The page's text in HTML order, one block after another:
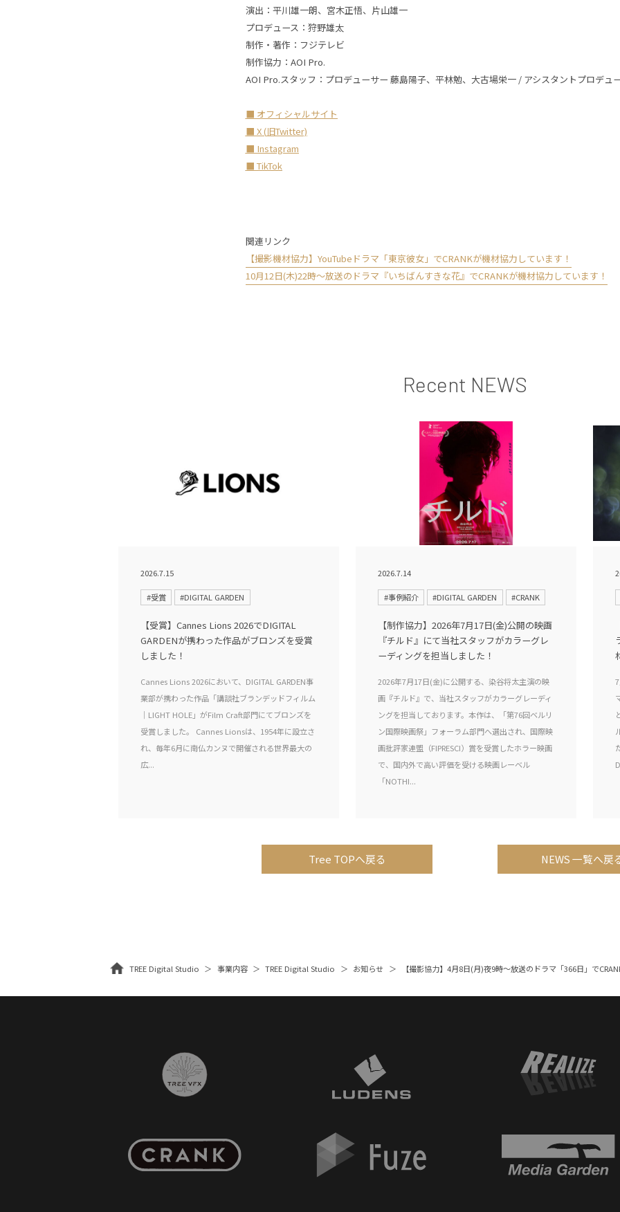
演出：平川雄一朗、宮木正悟、片山雄一
プロデュース： 狩野雄太
制作・著作：フジテレビ
制作協力：AOI Pro.
AOI Pro.スタッフ：プロデューサー 藤島陽子、平林勉、大古場栄一 / アシスタントプロデュ
■ オフィシャルサイト
■ X (旧Twitter)
■ Instagram
■ TikTok
関連リンク
【撮影機材協力】YouTubeドラマ「東京彼女」でCRANKが機材協力しています！
10月12日(木)22時～放送のドラマ『いちばんすきな花』でCRANKが機材協力しています！
Recent NEWS
2026.7.15
#受賞 #DIGITAL GARDEN
【受賞】Cannes Lions 2026でDIGITAL
GARDENが携わった作品がブロンズを受賞
しました！
Cannes Lions 2026において、DIGITAL GARDEN事
業部が携わった作品「講談社ブランデッドフィルム
｜LIGHT HOLE」がFilm Craft部門にてブロンズを
受賞しました。 Cannes Lionsは、1954年に設立さ
れ、毎年6月に南仏カンヌで開催される世界最大の
広...
2026.7.14
#事例紹介 #DIGITAL GARDEN #CRANK
【制作協力】2026年7月17日(金)公開の映画
『チルド』にて当社スタッフがカラーグレ
ーディングを担当しました！
2026年7月17日(金)に公開する、染谷将太主演の映
画『チルド』で、当社スタッフがカラーグレーディ
ングを担当しております。本作は、「第76回ベルリ
ン国際映画祭」フォーラム部門へ選出され、国際映
画批評家連盟（FIPRESCI）賞を受賞したホラー映画
で、国内外で高い評価を受ける映画レーベル
「NOTHI...
Tree TOPへ戻る NEWS 一覧へ戻
TREE Digital Studio 事業内容 TREE Digital Studio お知らせ 【撮影協力】4月8日(月)夜9時〜放送のドラマ「366日」で